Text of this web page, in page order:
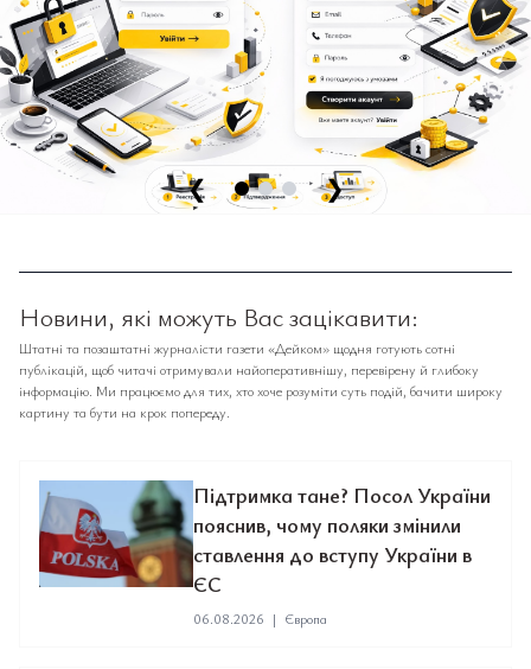
❮ ❯
Новини, які можуть Вас зацікавити:
Штатні та позаштатні журналісти газети «Дейком» щодня готують сотні
публікацій, щоб читачі отримували найоперативнішу, перевірену й глибоку
інформацію. Ми працюємо для тих, хто хоче розуміти суть подій, бачити широку
картину та бути на крок попереду.
Підтримка тане? Посол України
пояснив, чому поляки змінили
ставлення до вступу України в
ЄС
06.08.2026 | Європа